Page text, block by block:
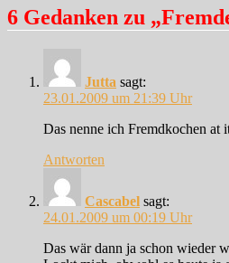
6 Gedanken zu
Jutta sagt:
23.01.2009 um 21:39 Uhr
Das nenne ich Fremdkochen at
Antworten
Cascabel sagt:
24.01.2009 um 00:19 Uhr
Das wär dann ja schon wieder